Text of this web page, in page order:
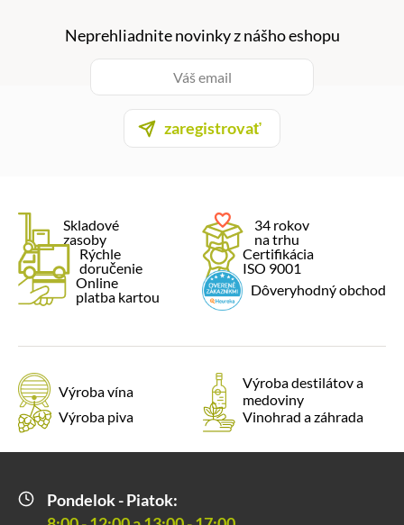
Neprehliadnite novinky z nášho eshopu
zaregistrovať
Skladové
zasoby
34 rokov
na trhu
Rýchle
doručenie
Certifikácia
ISO 9001
Online
platba kartou
Dôveryhodný obchod
Výroba vína
Výroba destilátov a
medoviny
Výroba piva
Vinohrad a záhrada
Pondelok - Piatok: